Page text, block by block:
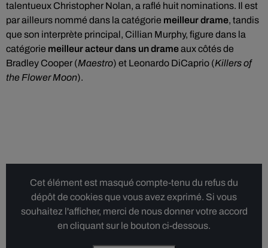
talentueux Christopher Nolan, a raflé huit nominations. Il est
par ailleurs nommé dans la catégorie meilleur drame, tandis
que son interprète principal, Cillian Murphy, figure dans la
catégorie meilleur acteur dans un drameaux côtés de
Bradley Cooper (Maestro) et Leonardo DiCaprio (Killers of
the Flower Moon).
Cet élément est masqué compte-tenu du refus du
dépôt de cookies que vous avez exprimé. Si vous
souhaitez l'afficher, merci de nous donner votre accord
en cliquant sur le bouton ci-dessous.